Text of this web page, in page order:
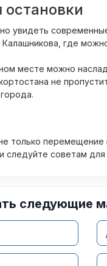
увидеть
где
месте можно
не
только
следуйте советам
следующие